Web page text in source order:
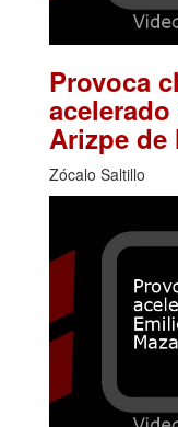
Provoca
Arizpe de
Zócalo Saltillo